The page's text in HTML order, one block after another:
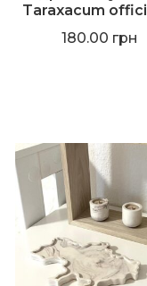
Taraxacum
180.00 грн